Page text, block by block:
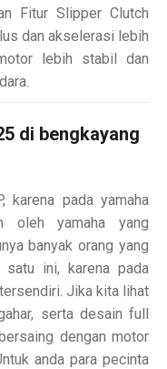
Fitur Slipper Clutch
dan akselerasi lebih
lebih stabil dan
di bengkayang
karena pada yamaha
oleh yamaha yang
banyak orang yang
ini, karena pada
Jika kita lihat
serta desain full
dengan motor
anda para pecinta